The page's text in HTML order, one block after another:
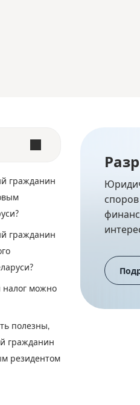
гражданин
гражданин
налог можно
полезны,
гражданин
резидентом